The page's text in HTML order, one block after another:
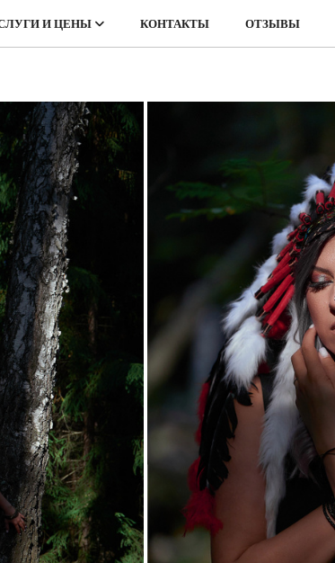
И ЦЕНЫ КОНТАКТЫ ОТЗЫВЫ